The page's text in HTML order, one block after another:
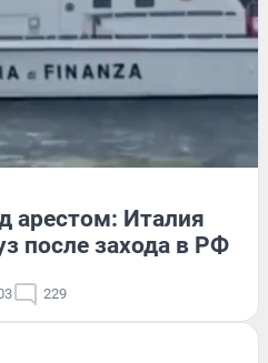
арестом: Италия
после захода в РФ
229